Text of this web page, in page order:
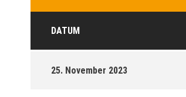
DATUM
25. November 2023